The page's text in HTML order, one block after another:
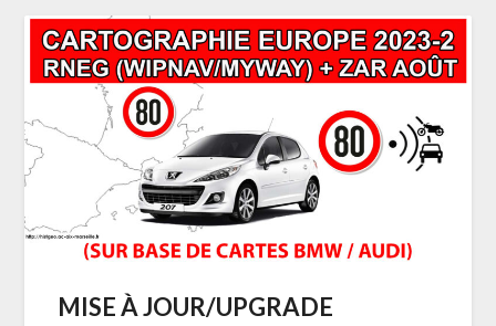
MISE À JOUR/UPGRADE